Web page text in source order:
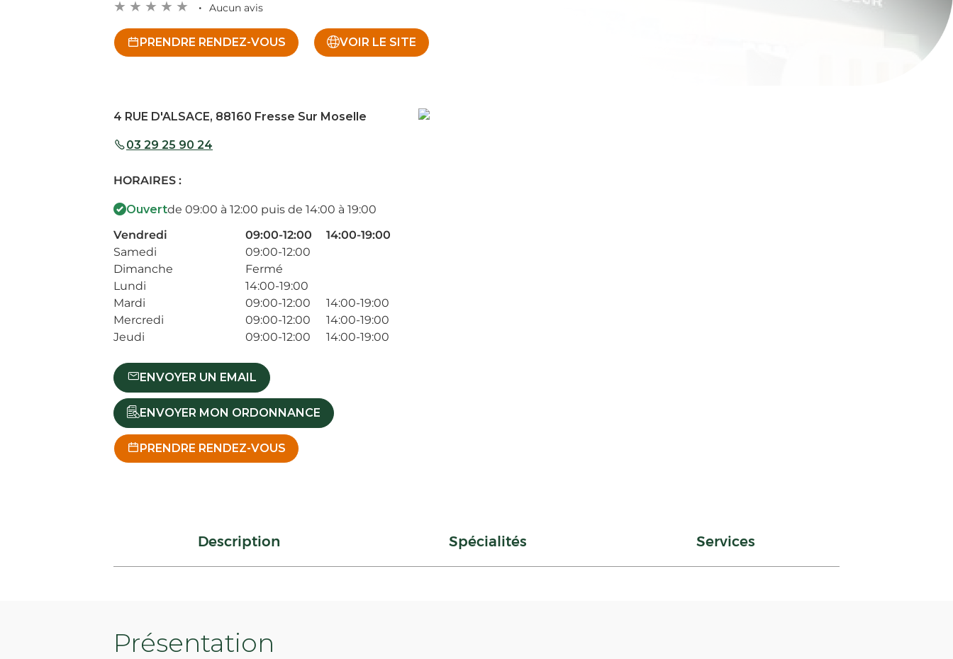
Aucun avis
PRENDRE RENDEZ-VOUS VOIR LE SITE
4 RUE D'ALSACE, 88160 Fresse Sur Moselle
03 29 25 90 24
HORAIRES :
Ouvertde 09:00 à 12:00 puis de 14:00 à 19:00
Vendredi
09:00-12:00
14:00-19:00
Samedi
09:00-12:00
Dimanche
Fermé
Lundi
14:00-19:00
Mardi
09:00-12:00
14:00-19:00
Mercredi
09:00-12:00
14:00-19:00
Jeudi
09:00-12:00 14:00-19:00
ENVOYER UN EMAIL
ENVOYER MON ORDONNANCE
PRENDRE RENDEZ-VOUS
Description Spécialités Services
Présentation